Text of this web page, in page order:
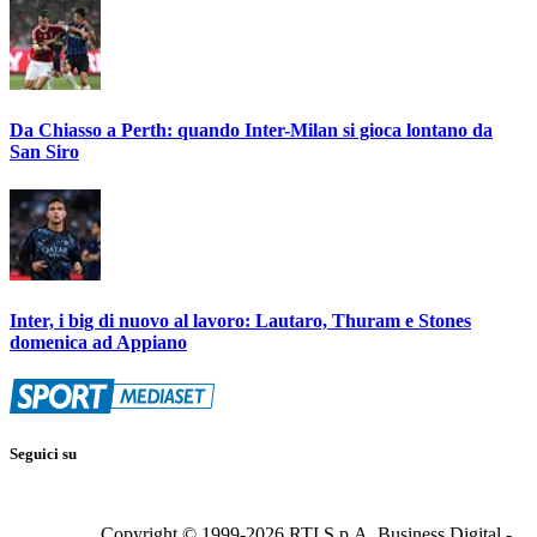
Da Chiasso a Perth: quando Inter-Milan si gioca lontano da
San Siro
Inter, i big di nuovo al lavoro: Lautaro, Thuram e Stones
domenica ad Appiano
Seguici su